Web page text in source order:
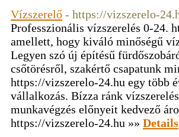
Vízszerelő - https://vizszerelo-
Professzionális vízszerelés 0-24.
amellett, hogy kiváló minőségű
Legyen szó új építésű
csőtörésről, szakértő csapatunk
https://vizszerelo-24.hu egy több
vállalkozás. Bízza ránk
munkavégzés előnyeit kedvező
https://vizszerelo-24.hu »» Details